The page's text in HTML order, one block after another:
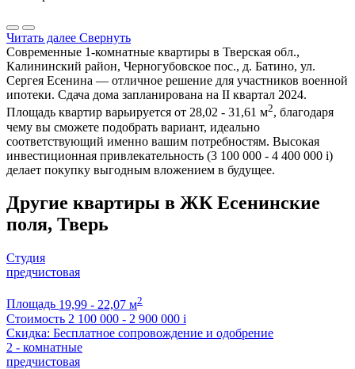
Читать далее Свернуть
Современные 1-комнатные квартиры в Тверская обл.,
Калининский район, Черногубовское пос., д. Батино, ул.
Сергея Есенина — отличное решение для участников военной
ипотеки. Сдача дома запланирована на II квартал 2024.
Площадь квартир варьируется от 28,02 - 31,61 м2, благодаря
чему вы сможете подобрать вариант, идеально
соответствующий именно вашим потребностям. Высокая
инвестиционная привлекательность (3 100 000 - 4 400 000 i)
делает покупку выгодным вложением в будущее.
Другие квартиры в ЖК Есенинские
поля, Тверь
Студия
предчистовая
Площадь 19,99 - 22,07 м2
Стоимость 2 100 000 - 2 900 000 i
Скидка: Бесплатное сопровождение и одобрение
2 - комнатные
предчистовая